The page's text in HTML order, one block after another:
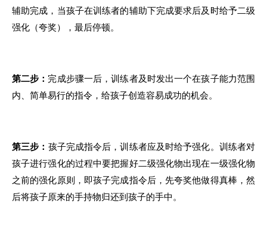
辅助完成 ， 当孩子在训练者的辅助下完成要求后及时给予二级
强化（夸奖）
， 最后停顿。
第二步： 完成步骤一后，训练者及时发出一个在孩子能力范围
内、简单易行的指令 ， 给孩子创造容易成功的机会。
第三步 ： 孩子完成指令后 ，训练者应及时给予强化。 训练者对
孩子进行强化的过程中要把握好二级强化物出现在一级强化物
之前的强化原则 ， 即孩子完成指令后， 先夸奖他做得真棒，然
后将孩子原来的手持物归还到孩子的手中。